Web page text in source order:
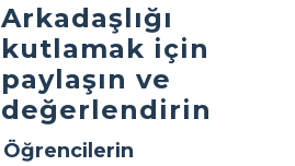
Arkadaşlığı
kutlamak için
paylaşın ve
değerlendirin
Öğrencilerin